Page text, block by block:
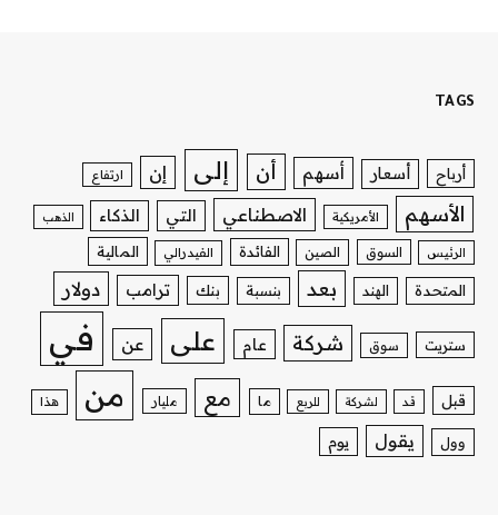
TAGS
أرباح أسعار أسهم أن إلى إن ارتفاع
الأسهم الأمريكية الاصطناعي التي الذكاء الذهب
الرئيس السوق الصين الفائدة الفيدرالي المالية
المتحدة الهند بعد بنسبة بنك ترامب دولار
ستريت سوق شركة عام على عن في
قبل قد لشركة للربع ما مع مليار من هذا
وول يقول يوم